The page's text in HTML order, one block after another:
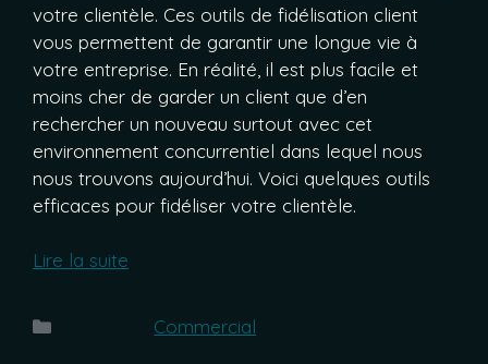
votre clientèle. Ces outils de fidélisation client
vous permettent de garantir une longue vie à
votre entreprise. En réalité, il est plus facile et
moins cher de garder un client que d’en
rechercher un nouveau surtout avec cet
environnement concurrentiel dans lequel nous
nous trouvons aujourd’hui. Voici quelques outils
efficaces pour fidéliser votre clientèle.
Lire la suite
CatégoriesCommercial